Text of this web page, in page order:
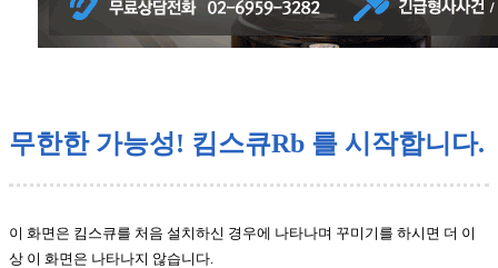
무한한 가능성! 킴스큐Rb 를 시작합니다.
이 화면은 킴스큐를 처음 설치하신 경우에 나타나며 꾸미기를 하시면 더 이
상 이 화면은 나타나지 않습니다.